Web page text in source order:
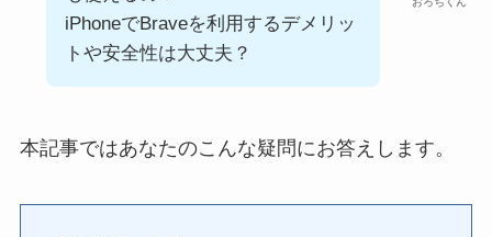
iPhoneでBraveを利用するデメリッ
トや安全性は大丈夫？
本記事ではあなたのこんな疑問にお答えします。